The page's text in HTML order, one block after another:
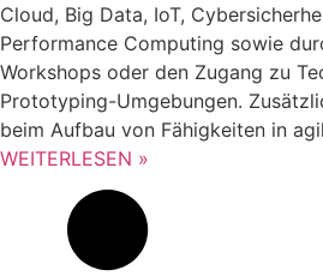
Cloud, Big Data, IoT,
Performance Computing sowie
Workshops oder den Zugang zu
Prototyping-Umgebungen.
beim Aufbau von Fähigkeiten in
WEITERLESEN »